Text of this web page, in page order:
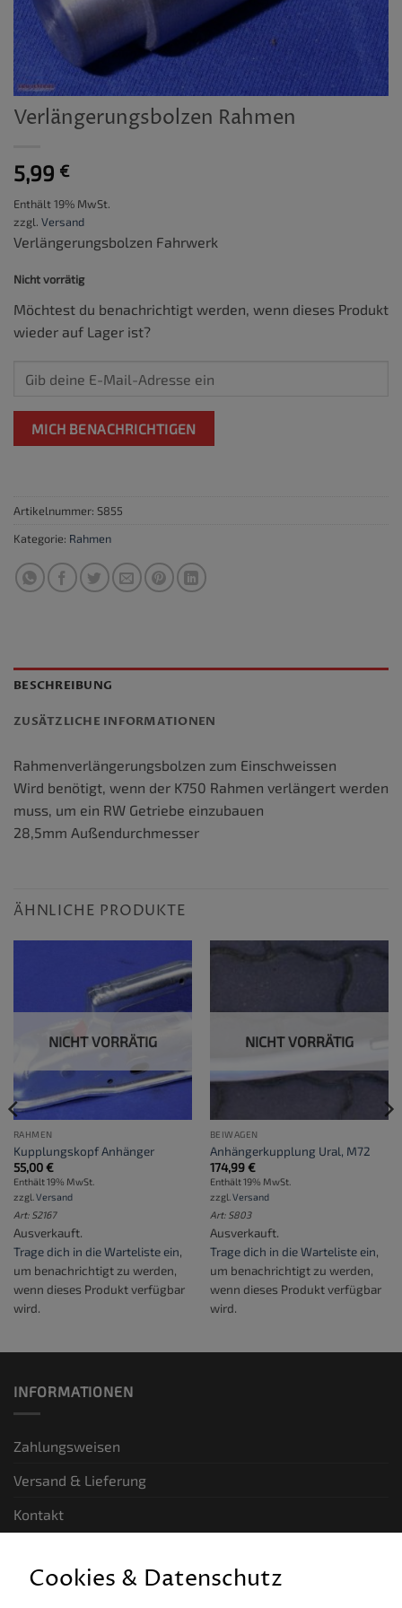
Verlängerungsbolzen Rahmen
5,99 €
Enthält 19% MwSt.
zzgl. Versand
Verlängerungsbolzen Fahrwerk
Nicht vorrätig
Möchtest du benachrichtigt werden, wenn dieses Produkt
wieder auf Lager ist?
MICH BENACHRICHTIGEN
Artikelnummer: S855
Kategorie: Rahmen
BESCHREIBUNG
ZUSÄTZLICHE INFORMATIONEN
Rahmenverlängerungsbolzen zum Einschweissen
Wird benötigt, wenn der K750 Rahmen verlängert werden
muss, um ein RW Getriebe einzubauen
28,5mm Außendurchmesser
ÄHNLICHE PRODUKTE
NICHT VORRÄTIG
RAHMEN
Kupplungskopf Anhänger
55,00€
Enthält 19% MwSt.
zzgl. Versand
Art: S2167
Ausverkauft.
Trage dich in die Warteliste ein,
um benachrichtigt zu werden,
wenn dieses Produkt verfügbar
wird.
NICHT VORRÄTIG
BEIWAGEN
Anhängerkupplung Ural, M72
174,99€
Enthält 19% MwSt.
zzgl. Versand
Art: S803
Ausverkauft.
Trage dich in die Warteliste ein,
um benachrichtigt zu werden,
wenn dieses Produkt verfügbar
wird.
INFORMATIONEN
Zahlungsweisen
Versand & Lieferung
Kontakt
Cookies & Datenschutz